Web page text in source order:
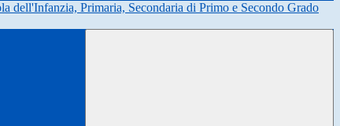
dell'Infanzia, Primaria, Secondaria di Primo e Secondo Grado